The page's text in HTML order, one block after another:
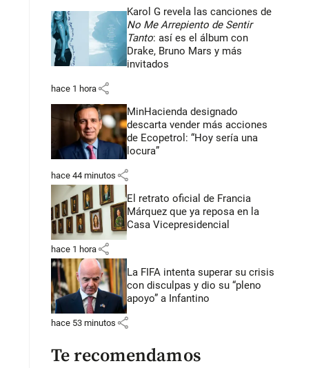
Karol G revela las canciones de
No Me Arrepiento de Sentir
Tanto: así es el álbum con
Drake, Bruno Mars y más
invitados
hace 1 hora share
MinHacienda designado
descarta vender más acciones
de Ecopetrol: “Hoy sería una
locura”
hace 44 minutos share
El retrato oficial de Francia
Márquez que ya reposa en la
Casa Vicepresidencial
hace 1 hora share
La FIFA intenta superar su crisis
con disculpas y dio su “pleno
apoyo” a Infantino
hace 53 minutos share
Te recomendamos